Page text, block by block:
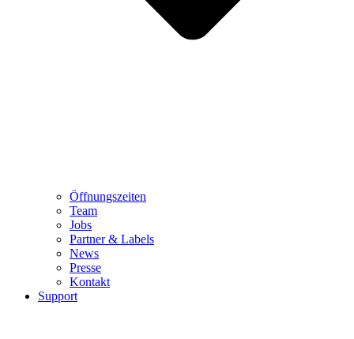
Öffnungszeiten
Team
Jobs
Partner & Labels
News
Presse
Kontakt
Support